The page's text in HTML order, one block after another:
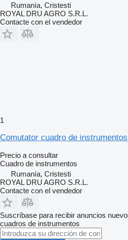
Rumanía, Cristesti
ROYAL DRU AGRO S.R.L.
Contacte con el vendedor
1
Comutator cuadro de
Precio a consultar
Cuadro de instrumentos
Rumanía, Cristesti
ROYAL DRU AGRO S.R.L.
Contacte con el vendedor
Suscríbase para recibir anuncios
cuadros de instrumentos